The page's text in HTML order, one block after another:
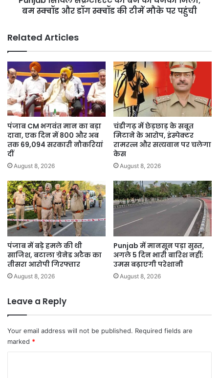
की
टीमें
मौके
पर
पहुंची
बम स्क्वॉड और डॉग स्क्वॉड की टीमें मौके पर पहुंची
Related Articles
पंजाब CM भगवंत मान का बड़ा
दावा, एक दिन में 800 और अब
तक 69,094 सरकारी नौकरियां
दीं
August 8, 2026
चंडीगढ़ में छेड़छाड़ के सबूत
मिटाने के आरोप, इंस्पेक्टर
रामरत्न और सत्यवान पर चलेगा
केस
August 8, 2026
पंजाब में बड़े हमले की थी
साजिश, बटाला ग्रेनेड अटैक का
तीसरा आरोपी गिरफ्तार
August 8, 2026
Punjab में मानसून पड़ा सुस्त,
अगले 5 दिन भारी बारिश नहीं;
उमस बढ़ाएगी परेशानी
August 8, 2026
Leave a Reply
Your email address will not be published. Required fields are
marked *